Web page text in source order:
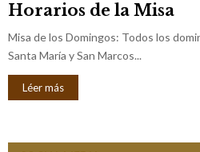
Horarios de la Misa
Misa de los Domingos: Todos los
Santa María y San Marcos...
Léer más